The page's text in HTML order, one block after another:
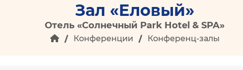
Зал «Еловый»
Отель «Солнечный Park Hotel & SPA»
Конференции Конференц-залы